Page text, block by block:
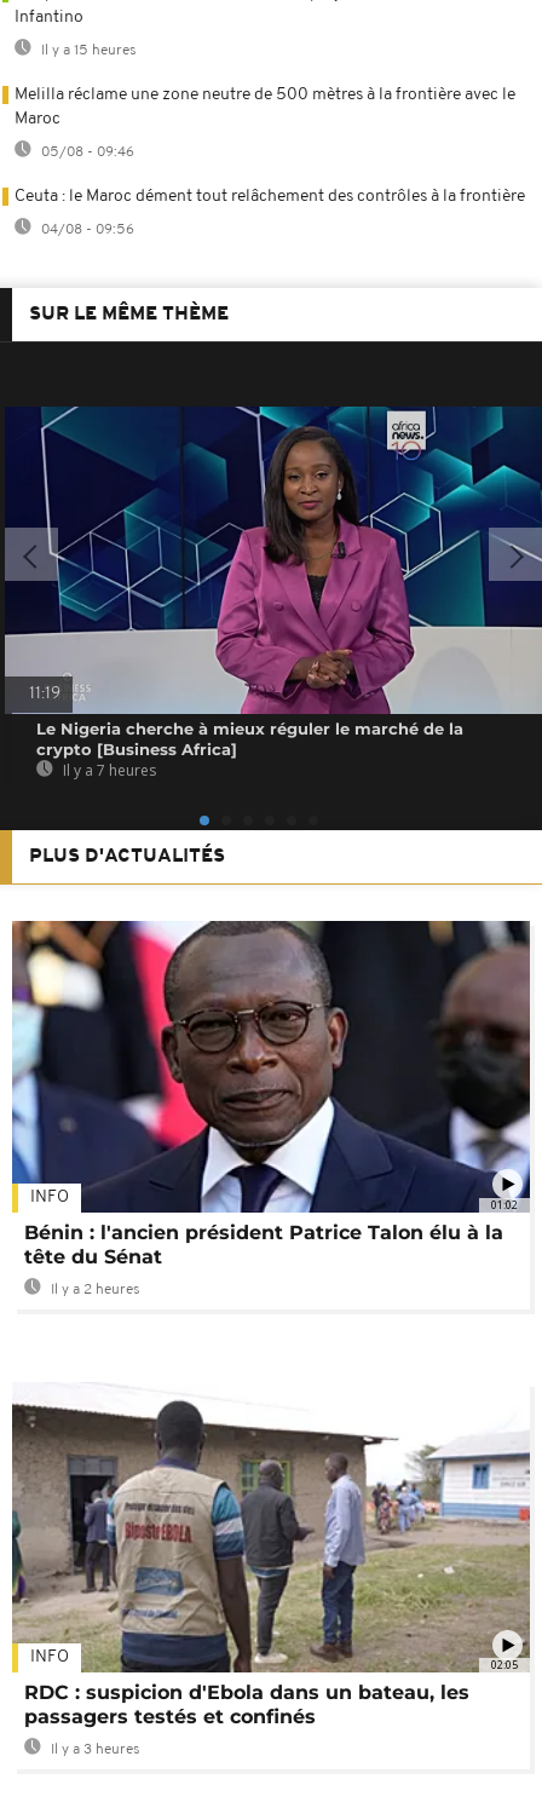
Infantino
Il y a 15 heures
Melilla réclame une zone neutre de 500 mètres à la frontière avec le
Maroc
05/08 - 09:46
Ceuta : le Maroc dément tout relâchement des contrôles à la frontière
04/08 - 09:56
SUR LE MÊME THÈME
11:19
Le Nigeria cherche à mieux réguler le marché de la
crypto [Business Africa]
Il y a 7 heures
PLUS D'ACTUALITÉS
01:02
INFO
Bénin : l'ancien président Patrice Talon élu à la
tête du Sénat
Il y a 2 heures
02:05
INFO
RDC : suspicion d'Ebola dans un bateau, les
passagers testés et confinés
Il y a 3 heures